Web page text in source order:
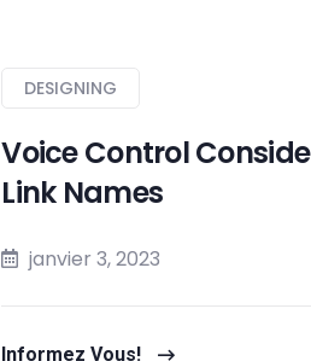
DESIGNING
Voice Control
Link Names
janvier 3, 2023
Informez Vous!